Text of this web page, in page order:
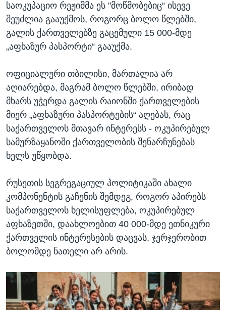
საოკუპაციო რეჟიმმა ეს "მოწმობებიც“ ისევე
შეუძლია გააუქმოს, როგორც ბოლო წლებში,
გალის ქართველებზე გაცემული 15 000-მდე
„აფხაზურ პასპორტი“ გააუქმა.
ოფიციალური თბილისი, მართალია არ
აღიარებდა, მაგრამ ბოლო წლებში, ირიბად
მხარს უჭერდა გალის რაიონში ქართველების
მიერ „აფხაზური პასპორტების“ აღებას, რაც
საქართველოს მთავარ ინტერესს - ოკუპირებულ
სამურზაყანოში ქართველობის შენარჩუნებას
ხელს უწყობდა.
რუსეთის სეგრეგაციულ პოლიტიკაში ახალი
კომპონენტის გაჩენის შემდეგ, როგორ აპირებს
საქართველოს ხელისუფლება, ოკუპირებულ
აფხაზეთში, დაახლოებით 40 000-მდე ეთნიკური
ქართველის ინტერესების დაცვას, ჯერჯერობით
ბოლომდე ნათელი არ არის.